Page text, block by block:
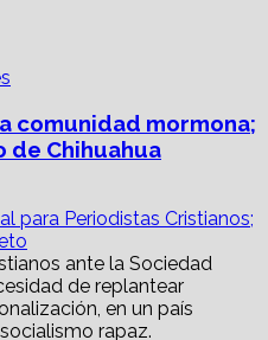
comunidad mormona;
Chihuahua
para Periodistas Cristianos;